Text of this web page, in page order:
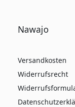
Nawajo
Versandkosten
Widerrufsrecht